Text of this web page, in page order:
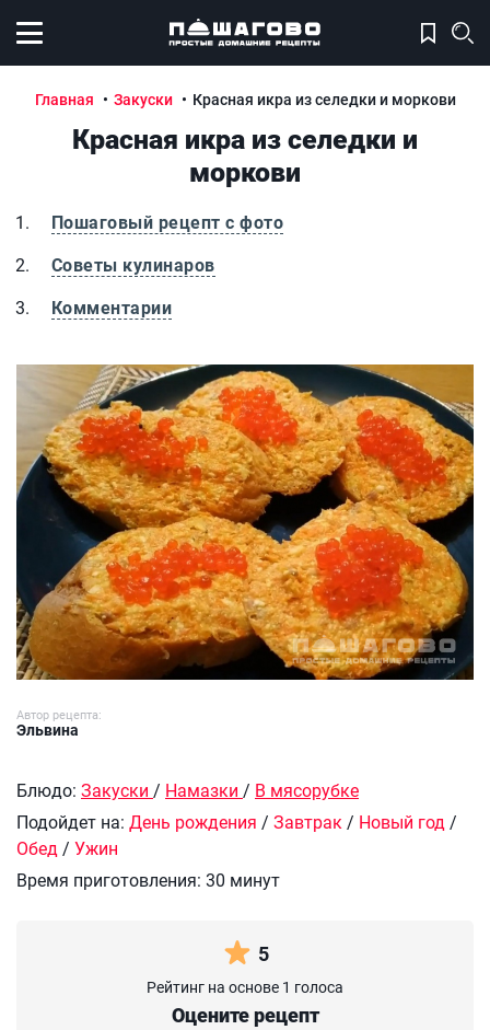
Открыть меню
Главная Закуски Красная икра из селедки и моркови
Красная икра из селедки и
моркови
Пошаговый рецепт с фото
Советы кулинаров
Комментарии
Красная икра из селедки и моркови
Автор рецепта:
Эльвина
Блюдо: Закуски / Намазки / В мясорубке
Подойдет на: День рождения / Завтрак/ Новый год/
Обед/ Ужин
Время приготовления: 30 минут
5
Рейтинг на основе 1 голоса
Оцените рецепт